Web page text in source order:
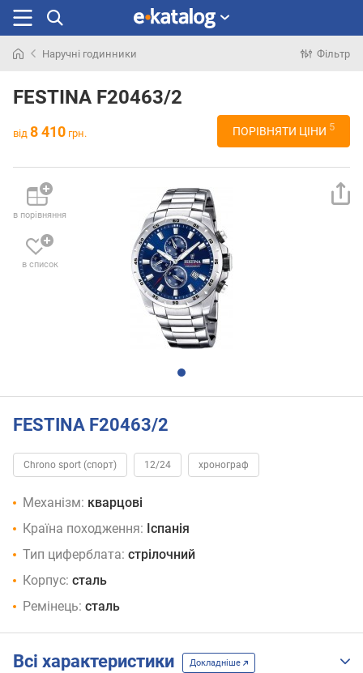
раніше
Наручні годинники Фільтр
FESTINA F20463/2
від 8 410 грн. ПОРІВНЯТИ ЦІНИ 5
в порівняння
в список
FESTINA F20463/2
Chrono sport (спорт) 12/24 хронограф
Механізм: кварцові
Країна походження: Іспанія
Тип циферблата: стрілочний
Корпус: сталь
Ремінець: сталь
Всі характеристики Докладніше